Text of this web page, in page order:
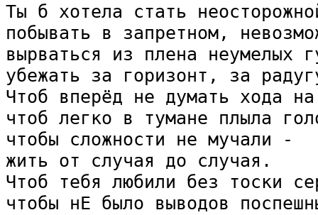
Ты б хотела стать
побывать в запретном,
вырваться из плена неумелых
убежать за горизонт, за
Чтоб вперёд не думать хода
чтоб легко в тумане плыла
чтобы сложности не мучали -
жить от случая до случая.
Чтоб тебя любили без тоски
чтобы нЕ было выводов